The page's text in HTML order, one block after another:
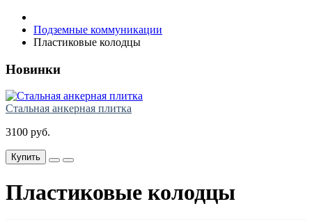
Подземные коммуникации
Пластиковые колодцы
Новинки
Стальная анкерная плитка
3100 руб.
Купить
Пластиковые колодцы